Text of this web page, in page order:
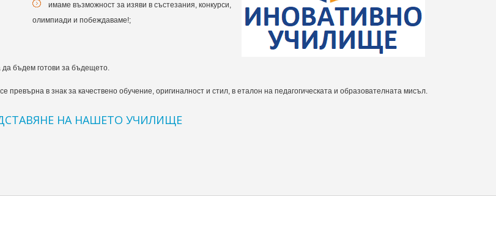
имаме възможност за изяви в състезания, конкурси,
олимпиади и побеждаваме!;
да бъдем готови за бъдещето.
в знак за качествено обучение, оригиналност и стил, в еталон на педагогическата и образователната мисъл.
НА НАШЕТО УЧИЛИЩЕ